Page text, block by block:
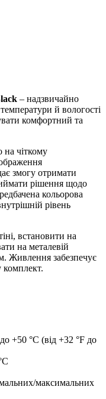
– надзвичайно
й вологості
комфортний та
на чіткому
змогу отримати
рішення щодо
кольорова
рівень
встановити на
на металевій
Живлення забезпечує
комплект.
+50 °C (від +32 °F до
максимальних